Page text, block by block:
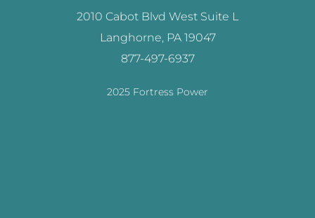
2010 Cabot Blvd West Suite L
Langhorne, PA 19047
877-497-6937
2025 Fortress Power